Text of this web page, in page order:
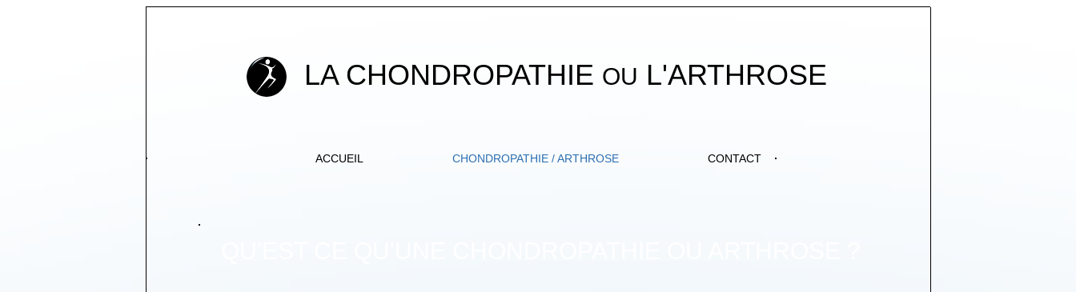
LA CHONDROPATHIE OU L'ARTHROSE
ACCUEIL CHONDROPATHIE / ARTHROSE CONTACT